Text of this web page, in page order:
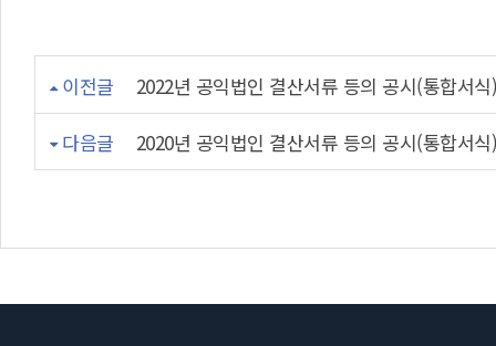
이전글 2022년 공익법인 결산서류 등의 공시(통합서식)
다음글 2020년 공익법인 결산서류 등의 공시(통합서식)